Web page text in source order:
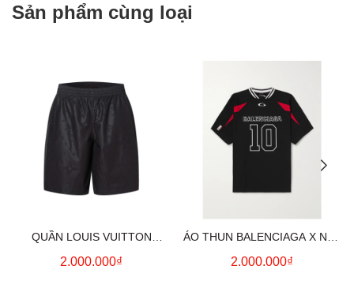
Sản phẩm cùng loại
QUẦN LOUIS VUITTON
MONOGRAM MOIRE
2.000.000₫
ÁO THUN BALENCIAGA X NBA
LOGO COTTON JERSEY T-
2.000.000₫